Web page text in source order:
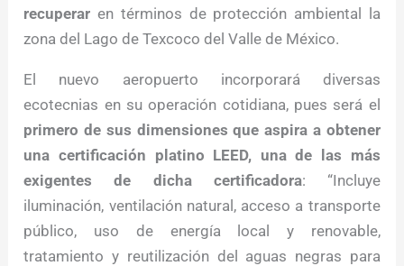
recuperar en términos de protección ambiental la
zona del Lago de Texcoco del Valle de México.
El nuevo aeropuerto incorporará diversas
ecotecnias en su operación cotidiana, pues será el
primero de sus dimensiones que aspira a obtener
una certificación platino LEED, una de las más
exigentes de dicha certificadora: “Incluye
iluminación, ventilación natural, acceso a transporte
público, uso de energía local y renovable,
tratamiento y reutilización del aguas negras para